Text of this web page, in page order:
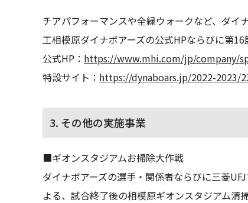
チアパフォーマンスや全緑ウォークなど、ダイ
工相模原ダイナボアーズの公式HPならびに第
公式HP： https://www.mhi.com/jp/company/
特設サイト： https://dynaboars.jp/2022-2023/
3. その他の実施事業
■ギオンスタジアムお掃除大作戦
ダイナボアーズの選手・関係者ならびに三菱
よる、試合終了後の相模原ギオンスタジアム清